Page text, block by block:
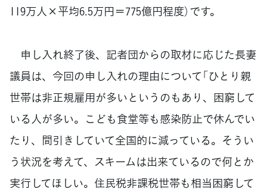
119万人×平均6.5万円＝775億円程度）です。
申し入れ終了後、記者団からの取材に応じた長妻
議員は、今回の申し入れの理由について「ひとり親
世帯は非正規雇用が多いというのもあり、困窮して
いる人が多い。こども食堂等も感染防止で休んでい
たり、間引きしていて全国的に減っている。そうい
う状況を考えて、スキームは出来ているので何とか
実行してほしい。住民税非課税世帯も相当困窮して